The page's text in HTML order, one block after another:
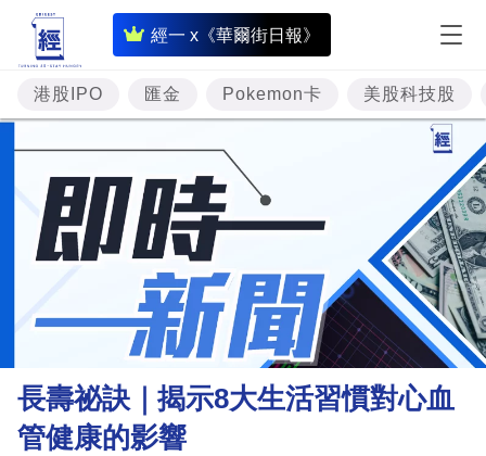
經一 x《華爾街日報》
即
時
財
經
專
題
投
資
樓
市
商
港股IPO 匯金 Pokemon卡 美股科技股
長壽祕訣｜揭示8大生活習慣對心血
管健康的影響